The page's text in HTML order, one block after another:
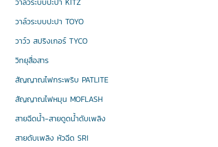
วาล์วระบบปะปา TOYO
วาว์ว สปริงเกอร์ TYCO
วิทยุสื่อสาร
สัญญาณไฟกระพริบ PATLITE
สัญญาณไฟหมุน MOFLASH
สายฉีดน้ำ-สายดูดน้ำดับเพลิง
สายดับเพลิง หัวฉีด SRI